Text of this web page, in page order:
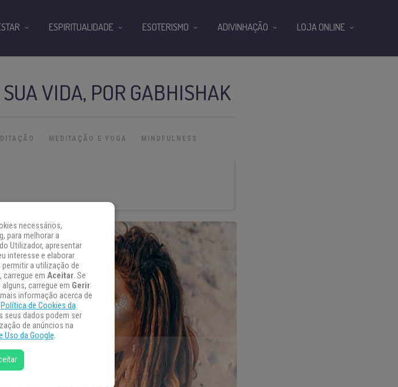
VIDA, POR GABHISHAK
MEDITAÇÃO E YOGA MINDFULNESS
ESPIRITUALIDADE ESOTERISMO ADIVINHAÇÃO LOJA ONLINE
necessários,
para melhorar a
Utilizador, apresentar
interesse e elaborar
a utilização de
em Aceitar. Se
carregue em Gerir
informação acerca de
Política de Cookies da
dados podem ser
de anúncios na
Uso da Google.